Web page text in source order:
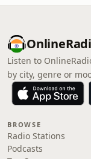
Listen to
by city, genre or
BROWSE
Radio Stations
Podcasts